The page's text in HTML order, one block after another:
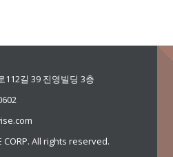
112길 39 진영빌딩 3층
CORP. All rights reserved.